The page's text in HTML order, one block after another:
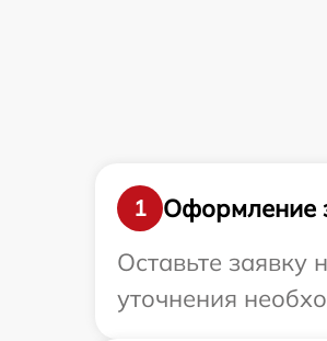
1
Оформление
Оставьте заявку
уточнения